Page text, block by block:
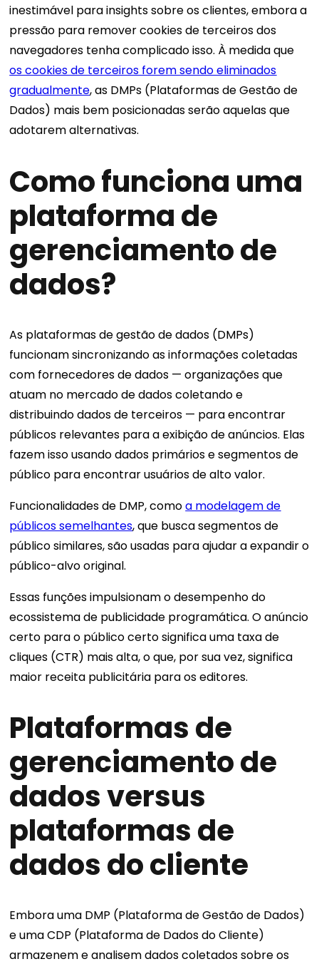
inestimável para insights sobre os clientes, embora a
pressão para remover cookies de terceiros dos
navegadores tenha complicado isso. À medida que
os cookies de terceiros forem sendo eliminados
gradualmente, as DMPs (Plataformas de Gestão de
Dados) mais bem posicionadas serão aquelas que
adotarem alternativas.
Como funciona uma
plataforma de
gerenciamento de
dados?
As plataformas de gestão de dados (DMPs)
funcionam sincronizando as informações coletadas
com fornecedores de dados — organizações que
atuam no mercado de dados coletando e
distribuindo dados de terceiros — para encontrar
públicos relevantes para a exibição de anúncios. Elas
fazem isso usando dados primários e segmentos de
público para encontrar usuários de alto valor.
Funcionalidades de DMP, comoa modelagem de
públicos semelhantes, que busca segmentos de
público similares, são usadas para ajudar a expandir o
público-alvo original.
Essas funções impulsionam o desempenho do
ecossistema de publicidade programática. O anúncio
certo para o público certo significa uma taxa de
cliques (CTR) mais alta, o que, por sua vez, significa
maior receita publicitária para os editores.
Plataformas de
gerenciamento de
dados versus
plataformas de
dados do cliente
Embora uma DMP (Plataforma de Gestão de Dados)
e uma CDP (Plataforma de Dados do Cliente)
armazenem e analisem dados coletados sobre os